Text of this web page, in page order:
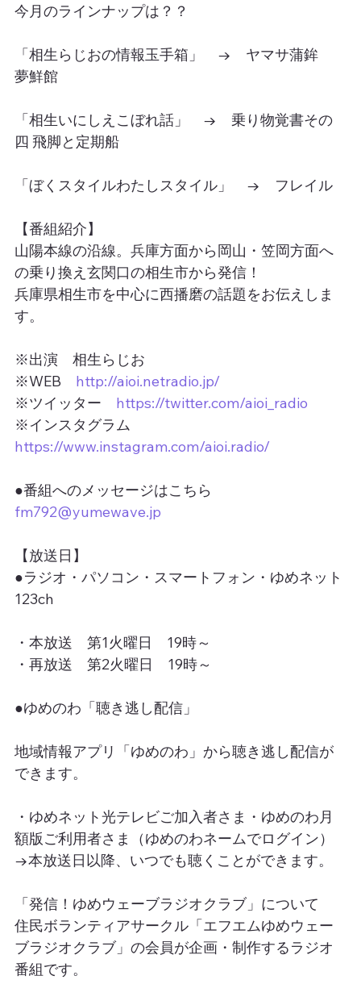
今月のラインナップは？？
「相生らじおの情報玉手箱」　→　ヤマサ蒲鉾
夢鮮館
「相生いにしえこぼれ話」　→　乗り物覚書その
四 飛脚と定期船
「ぼくスタイルわたしスタイル」　→　フレイル
【番組紹介】
山陽本線の沿線。兵庫方面から岡山・笠岡方面へ
の乗り換え玄関口の相生市から発信！
兵庫県相生市を中心に西播磨の話題をお伝えしま
す。
※出演　相生らじお
※WEB http://aioi.netradio.jp/
※ツイッター https://twitter.com/aioi_radio
※インスタグラム
https://www.instagram.com/aioi.radio/
●番組へのメッセージはこちら
fm792@yumewave.jp
【放送日】
●ラジオ・パソコン・スマートフォン・ゆめネット
123ch
・本放送　第1火曜日　19時～
・再放送　第2火曜日　19時～
●ゆめのわ「聴き逃し配信」
地域情報アプリ「ゆめのわ」から聴き逃し配信が
できます。
・ゆめネット光テレビご加入者さま・ゆめのわ月
額版ご利用者さま（ゆめのわネームでログイン）
→本放送日以降、いつでも聴くことができます。
「発信！ゆめウェーブラジオクラブ」について
住民ボランティアサークル「エフエムゆめウェー
ブラジオクラブ」の会員が企画・制作するラジオ
番組です。